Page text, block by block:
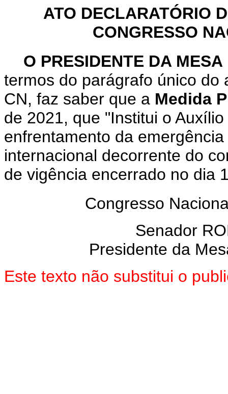
ATO DECLARATÓRIO
CONGRESSO
O PRESIDENTE DA
termos do parágrafo único do
CN, faz saber que a Medida
de 2021, que "Institui o
enfrentamento da
internacional decorrente do
de vigência encerrado no dia
Congresso
Senador
Presidente da
Este texto não substitui o